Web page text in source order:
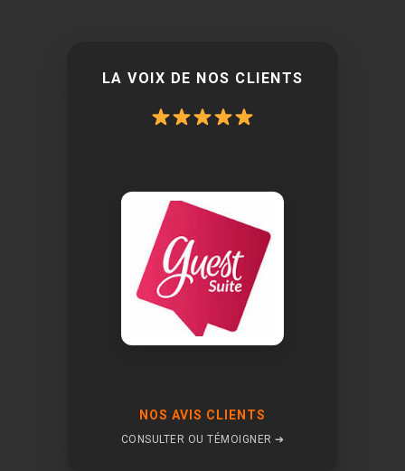
LA VOIX DE NOS CLIENTS
NOS AVIS CLIENTS
CONSULTER OU TÉMOIGNER ➔